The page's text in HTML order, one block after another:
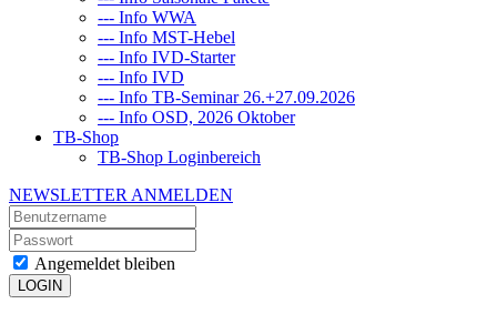
--- Info WWA
--- Info MST-Hebel
--- Info IVD-Starter
--- Info IVD
--- Info TB-Seminar 26.+27.09.2026
--- Info OSD, 2026 Oktober
TB-Shop
TB-Shop Loginbereich
NEWSLETTER ANMELDEN
Angemeldet bleiben
LOGIN